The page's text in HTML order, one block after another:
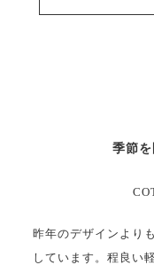
季節を
昨年のデザインより
しています。程良い